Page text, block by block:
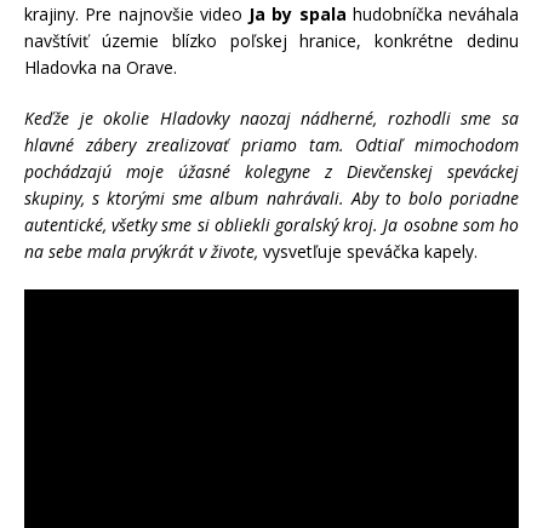
krajiny. Pre najnovšie video Ja by spala hudobníčka neváhala
navštíviť územie blízko poľskej hranice, konkrétne dedinu
Hladovka na Orave.
Keďže je okolie Hladovky naozaj nádherné, rozhodli sme sa
hlavné zábery zrealizovať priamo tam. Odtiaľ mimochodom
pochádzajú moje úžasné kolegyne z Dievčenskej speváckej
skupiny, s ktorými sme album nahrávali. Aby to bolo poriadne
autentické, všetky sme si obliekli goralský kroj. Ja osobne som ho
na sebe mala prvýkrát v živote, vysvetľuje speváčka kapely.